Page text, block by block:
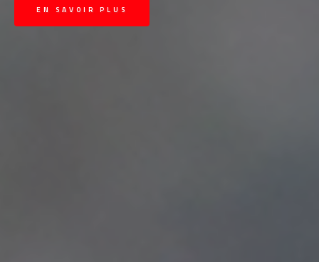
EN SAVOIR PLUS